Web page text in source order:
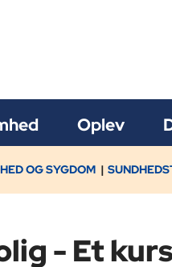
Oplev
OG SYGDOM
- Et